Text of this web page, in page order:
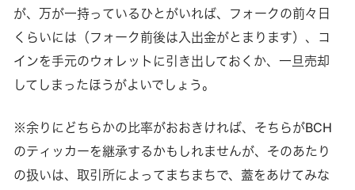
が、万が一持っているひとがいれば、フォークの前々日
くらいには（フォーク前後は入出金がとまります）、コ
インを手元のウォレットに引き出しておくか、一旦売却
してしまったほうがよいでしょう。
※余りにどちらかの比率がおおきければ、そちらがBCH
のティッカーを継承するかもしれませんが、そのあたり
の扱いは、取引所によってまちまちで、蓋をあけてみな